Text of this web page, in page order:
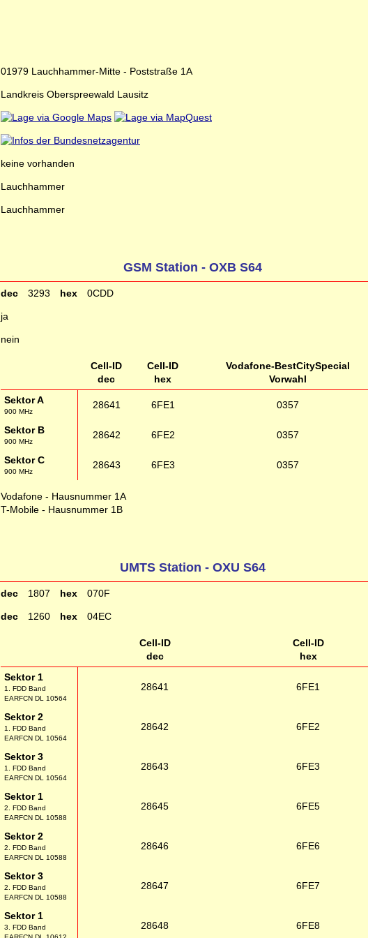
01979 Lauchhammer-Mitte - Poststraße 1A
Landkreis Oberspreewald Lausitz
keine vorhanden
Lauchhammer
Lauchhammer
GSM Station - OXB S64
dec 3293 hex 0CDD
ja
nein
Cell-ID
dec
Cell-ID
hex
Vodafone-BestCitySpecial
Vorwahl
Sektor A
900 MHz
28641 6FE1 0357
Sektor B
900 MHz
28642 6FE2 0357
Sektor C
900 MHz
28643 6FE3 0357
Vodafone - Hausnummer 1A
T-Mobile - Hausnummer 1B
UMTS Station - OXU S64
dec 1807 hex 070F
dec 1260 hex 04EC
Cell-ID
dec
Cell-ID
hex
Sektor 1
1. FDD Band
EARFCN DL 10564
28641 6FE1
Sektor 2
1. FDD Band
EARFCN DL 10564
28642 6FE2
Sektor 3
1. FDD Band
EARFCN DL 10564
28643 6FE3
Sektor 1
2. FDD Band
EARFCN DL 10588
28645 6FE5
Sektor 2
2. FDD Band
EARFCN DL 10588
28646 6FE6
Sektor 3
2. FDD Band
EARFCN DL 10588
28647 6FE7
Sektor 1
3. FDD Band
28648 6FE8